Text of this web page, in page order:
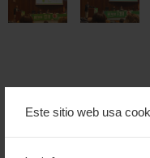
Este sitio web usa